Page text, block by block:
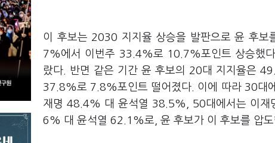
이 후보는 2030 지지율 상승을 발판으로 윤 후
7%에서 이번주 33.4%로 10.7%포인트 상승했
랐다. 반면 같은 기간 윤 후보의 20대 지지율은
37.8%로 7.8%포인트 떨어졌다. 이에 따라 30대
재명 48.4% 대 윤석열 38.5%, 50대에서는 이
6% 대 윤석열 62.1%로, 윤 후보가 이 후보를 압도